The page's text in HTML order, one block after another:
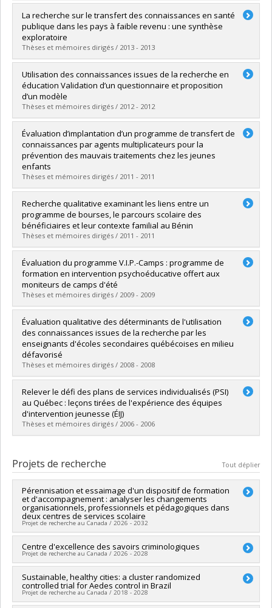
Diplômé(e) : Awad, Nathalie C.
Cycle :Doctorat
Diplôme obtenu :
Lien vers le document dans Papyrus
La recherche sur le transfert des connaissances en santé
publique dans les pays à faible revenu : une synthèse
exploratoire
Thèses et mémoires dirigés / 2013 - 2013
Diplômé(e) :Siron, Stéphanie
Cycle :Doctorat
Diplôme obtenu :
Lien vers le document dans Papyrus
Utilisation des connaissances issues de la recherche en
éducation Validation d’un questionnaire et proposition
d’un modèle
Thèses et mémoires dirigés / 2012 - 2012
Diplômé(e) :Ramdé, Jean
Cycle :Doctorat
Diplôme obtenu :Ph. D.
Lien vers le document dans Papyrus
Évaluation d’implantation d’un programme de transfert de
connaissances par agents multiplicateurs pour la
prévention des mauvais traitements chez les jeunes
enfants
Thèses et mémoires dirigés / 2011 - 2011
Diplômé(e) :Briand-Lamarche, Mélodie
Cycle :Maîtrise
Diplôme obtenu :M. Sc.
Lien vers le document dans Papyrus
Recherche qualitative examinant les liens entre un
programme de bourses, le parcours scolaire des
bénéficiaires et leur contexte familial au Bénin
Thèses et mémoires dirigés / 2011 - 2011
Diplômé(e) :Dargis, Luc
Cycle :Maîtrise
Diplôme obtenu :M. Sc.
Lien vers le document dans Papyrus
Évaluation du programme V.I.P.-Camps : programme de
formation en intervention psychoéducative offert aux
moniteurs de camps d'été
Thèses et mémoires dirigés / 2009 - 2009
Diplômé(e) :Leblanc, Audrey
Cycle :Maîtrise
Diplôme obtenu :M. Sc.
Lien vers le document dans Papyrus
Évaluation qualitative des déterminants de l'utilisation
des connaissances issues de la recherche par les
enseignants d'écoles secondaires québécoises en milieu
défavorisé
Thèses et mémoires dirigés / 2008 - 2008
Diplômé(e) :Chabot, Alexandre
Cycle :Maîtrise
Diplôme obtenu :M. Sc.
Lien vers le document dans Papyrus
Relever le défi des plans de services individualisés (PSI)
au Québec : leçons tirées de l'expérience des équipes
d'intervention jeunesse (ÉIJ)
Thèses et mémoires dirigés / 2006 - 2006
Cycle : Maîtrise
Diplôme obtenu :M. Sc.
Lien vers le document dans Papyrus
Projets de recherche Tout déplier
Pérennisation et essaimage d'un dispositif de formation
et d'accompagnement : analyser les changements
organisationnels, professionnels et pédagogiques dans
deux centres de services scolaire
Projet de recherche au Canada / 2026 - 2032
Chercheur principal :Geneviève Carpentier
Co-chercheurs :Christian Dagenais
Villeneuve-Lapointe
Sources de financement :CRSH/Conseil de recherches en
sciences humaines du Canada
Programmes de subvention :PVXXXXXX-Subvention Savoir
Centre d'excellence des savoirs criminologiques
Projet de recherche au Canada / 2026 - 2028
Chercheur principal :Chloé Leclerc
Co-chercheurs :Jo-Anne Wemmers ,Pierre Noreau
Tanner
Sustainable, healthy cities: a cluster randomized
controlled trial for Aedes control in Brazil
Projet de recherche au Canada / 2018 - 2028